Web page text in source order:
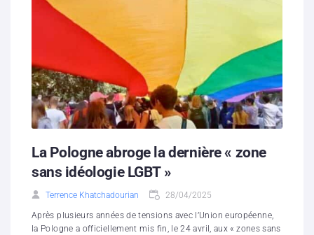
La Pologne abroge la dernière « zone
sans idéologie LGBT »
Terrence Khatchadourian 28/04/2025
Après plusieurs années de tensions avec l’Union européenne,
la Pologne a officiellement mis fin, le 24 avril, aux « zones sans